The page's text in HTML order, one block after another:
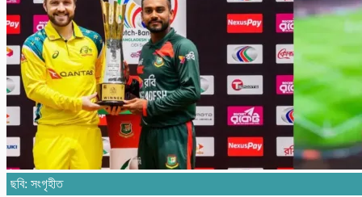
ছবি: সংগৃহীত